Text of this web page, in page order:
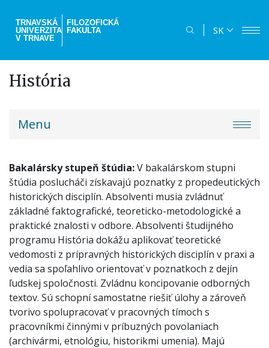
hlavný
TRNAVSKÁ
UNIVERZITA
V TRNAVE
FILOZOFICKÁ
FAKULTA
SK
História
truni-
Menu
Bakalársky stupeň štúdia:V bakalárskom stupni
štúdia poslucháči získavajú poznatky z propedeutických
historických disciplín. Absolventi musia zvládnuť
základné faktografické, teoreticko-metodologické a
praktické znalosti v odbore. Absolventi študijného
programu História dokážu aplikovať teoretické
vedomosti z prípravných historických disciplín v praxi a
vedia sa spoľahlivo orientovať v poznatkoch z dejín
ľudskej spoločnosti. Zvládnu koncipovanie odborných
textov. Sú schopní samostatne riešiť úlohy a zároveň
tvorivo spolupracovať v pracovných tímoch s
pracovníkmi činnými v príbuzných povolaniach
(archivármi, etnológiu, historikmi umenia). Majú